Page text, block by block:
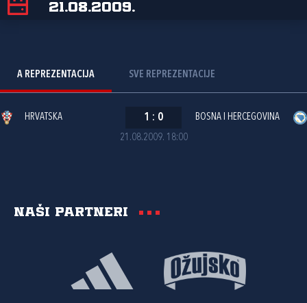
21.08.2009.
A REPREZENTACIJA SVE REPREZENTACIJE
21.08.2009. 18:00
HRVATSKA 1 : 0 BOSNA I HERCEGOVINA
Naši partneri